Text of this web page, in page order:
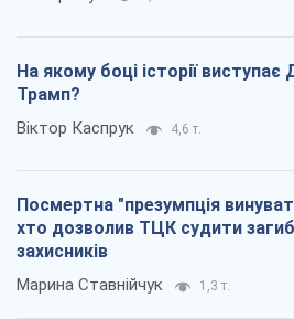
На якому боці історії
Трамп?
Віктор Каспрук 4,6 т.
Посмертна "презумпція
хто дозволив ТЦК судити
захисників
Марина Ставнійчук 1,3 т.